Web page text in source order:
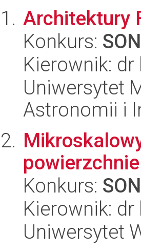
Architektury
Konkurs:
Kierownik: dr
Uniwersytet
Astronomii i
powierzchnie
Konkurs:
Kierownik:
Uniwersytet